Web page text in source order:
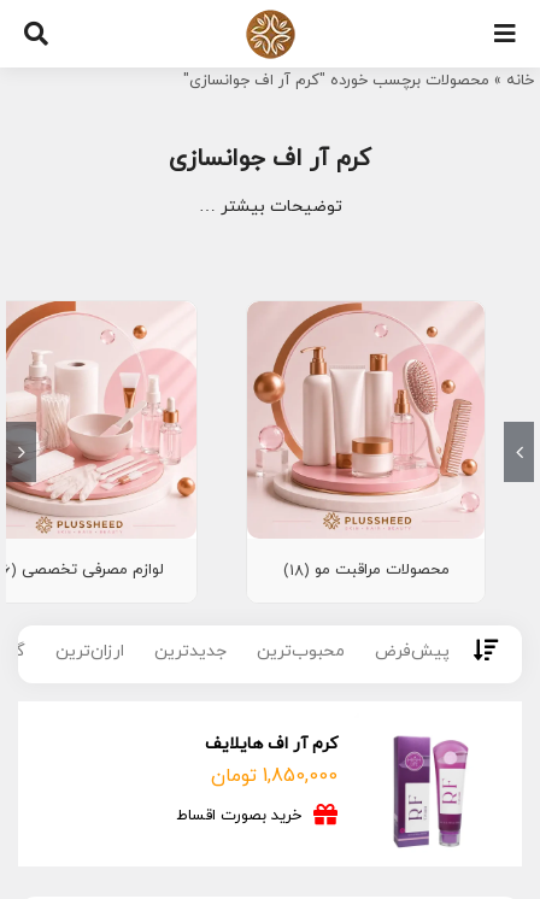
Skip
content
خانه » محصولات برچسب خورده "کرم آر اف جوانسازی"
کرم آر اف جوانسازی
توضیحات بیشتر …
محصولات مراقبت مو (18) لوازم مصرفی تخصصی (16)
پیش‌فرض محبوب‌ترین جدیدترین ارزان‌ترین
کرم آر اف هایلایف
1,850,000 تومان
خرید بصورت اقساط